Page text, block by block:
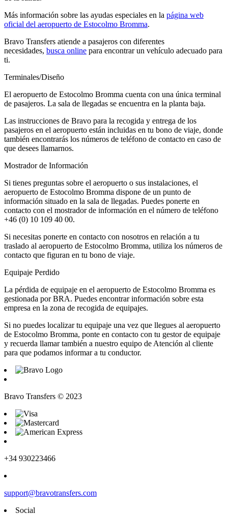
Más información sobre las ayudas especiales en la página web
oficial del aeropuerto de Estocolmo Bromma.
Bravo Transfers atiende a pasajeros con diferentes
necesidades, busca online para encontrar un vehículo adecuado para
ti.
Terminales/Diseño
El aeropuerto de Estocolmo Bromma cuenta con una única terminal
de pasajeros. La sala de llegadas se encuentra en la planta baja.
Las instrucciones de Bravo para la recogida y entrega de los
pasajeros en el aeropuerto están incluidas en tu bono de viaje, donde
también encontrarás los números de teléfono de contacto en caso de
que desees llamarnos.
Mostrador de Información
Si tienes preguntas sobre el aeropuerto o sus instalaciones, el
aeropuerto de Estocolmo Bromma dispone de un punto de
información situado en la sala de llegadas. Puedes ponerte en
contacto con el mostrador de información en el número de teléfono
+46 (0) 10 109 40 00.
Si necesitas ponerte en contacto con nosotros en relación a tu
traslado al aeropuerto de Estocolmo Bromma, utiliza los números de
contacto que figuran en tu bono de viaje.
Equipaje Perdido
La pérdida de equipaje en el aeropuerto de Estocolmo Bromma es
gestionada por BRA. Puedes encontrar información sobre esta
empresa en la zona de recogida de equipajes.
Si no puedes localizar tu equipaje una vez que llegues al aeropuerto
de Estocolmo Bromma, ponte en contacto con tu gestor de equipaje
y recuerda llamar también a nuestro equipo de Atención al cliente
para que podamos informar a tu conductor.
Bravo Transfers © 2023
+34 930223466
support@bravotransfers.com
Social